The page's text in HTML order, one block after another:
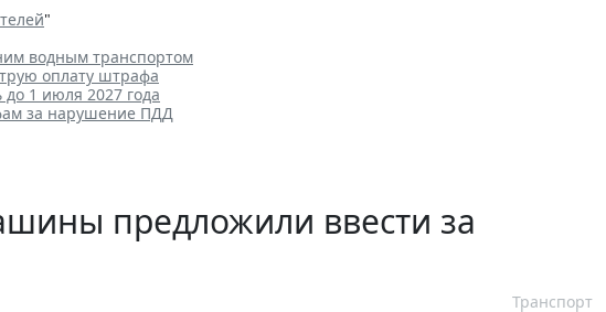
"
водным транспортом
оплату штрафа
1 июля 2027 года
за нарушение ПДД
предложили ввести за
Транспорт